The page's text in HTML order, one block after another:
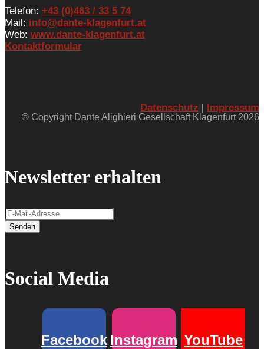
Telefon: +43 (0)463 / 33 5 74
Mail: info@dante-klagenfurt.at
Web: www.dante-klagenfurt.at
Kontaktformular
Datenschutz Impressum
© Copyright Dante Alighieri Gesellschaft Klagenfurt 2026
Newsletter erhalten
Senden
Social Media
Facebook Instagram YouTube